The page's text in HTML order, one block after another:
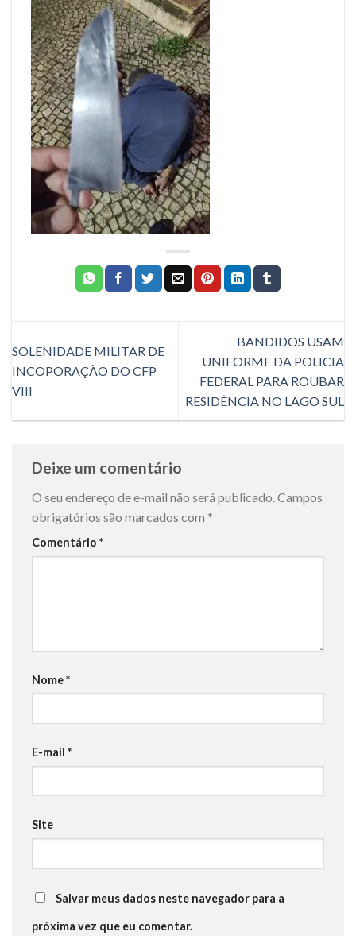
SOLENIDADE MILITAR DE
INCOPORAÇÃO DO CFP
VIII
BANDIDOS USAM
UNIFORME DA POLICIA
FEDERAL PARA ROUBAR
RESIDÊNCIA NO LAGO SUL
Deixe um comentário
O seu endereço de e-mail não será publicado.Campos
obrigatórios são marcados com *
Comentário *
Nome*
E-mail *
Site
Salvar meus dados neste navegador para a
próxima vez que eu comentar.